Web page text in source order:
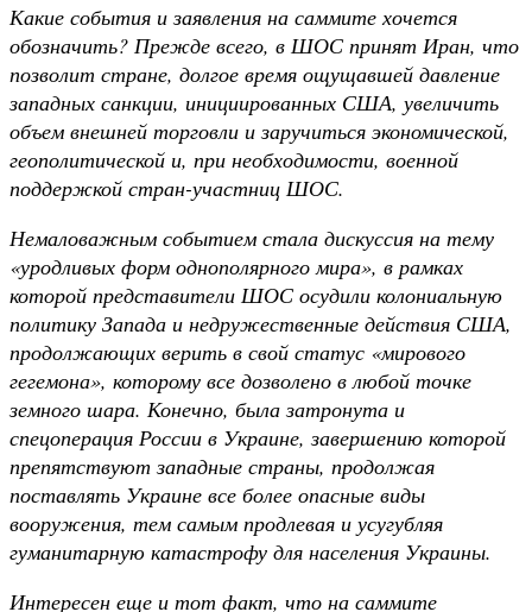
Какие события и заявления на саммите хочется
обозначить? Прежде всего, в ШОС принят Иран, что
позволит стране, долгое время ощущавшей давление
западных санкции, инициированных США, увеличить
объем внешней торговли и заручиться экономической,
геополитической и, при необходимости, военной
поддержкой стран-участниц ШОС.
Немаловажным событием стала дискуссия на тему
«уродливых форм однополярного мира», в рамках
которой представители ШОС осудили колониальную
политику Запада и недружественные действия США,
продолжающих верить в свой статус «мирового
гегемона», которому все дозволено в любой точке
земного шара. Конечно, была затронута и
спецоперация России в Украине, завершению которой
препятствуют западные страны, продолжая
поставлять Украине все более опасные виды
вооружения, тем самым продлевая и усугубляя
гуманитарную катастрофу для населения Украины.
Интересен еще и тот факт, что на саммите